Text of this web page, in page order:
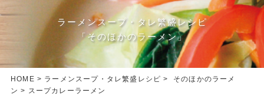
ラーメンスープ・タレ繁盛レシピ
「そのほかのラーメン」
HOME > ラーメンスープ・タレ繁盛レシピ > そのほかのラーメ
ン > スープカレーラーメン